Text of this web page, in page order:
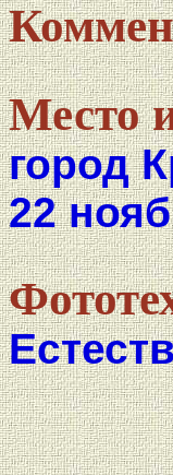
Место
город
22